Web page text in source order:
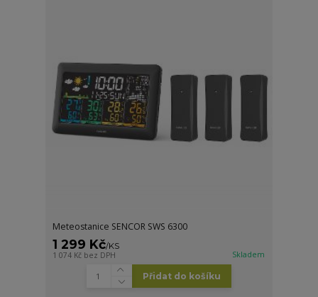
Meteostanice SENCOR SWS 6300
1 299 Kč/KS
1 074 Kč bez DPH Skladem
Přidat do košíku